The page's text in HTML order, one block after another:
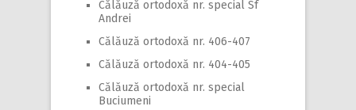
Călăuză ortodoxă nr. special Sf
Andrei
Călăuză ortodoxă nr. 406-407
Călăuză ortodoxă nr. 404-405
Călăuză ortodoxă nr. special
Buciumeni